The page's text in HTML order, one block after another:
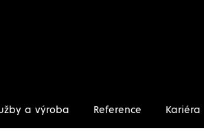
a výroba Reference Kariéra